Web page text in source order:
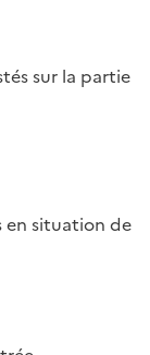
sur la partie
en situation de